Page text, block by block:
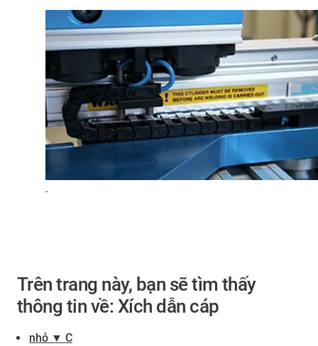
-
Trên trang này, bạn sẽ tìm thấy
thông tin về: Xích dẫn cáp
nhỏ ▼ C